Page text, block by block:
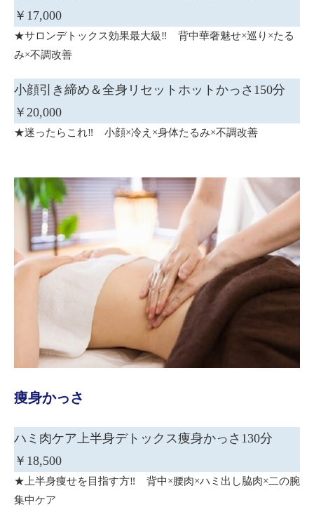
￥17,000
★サロンデトックス効果最大級‼ 背中華奢魅せ×巡り×たる
み×不調改善
小顔引き締め＆全身リセットホットかっさ150分
￥20,000
★迷ったらこれ‼ 小顔×冷え×身体たるみ×不調改善
痩身かっさ
ハミ肉ケア上半身デトックス痩身かっさ130分
￥18,500
★上半身痩せを目指す方‼ 背中×腰肉×ハミ出し脇肉×二の腕
集中ケア